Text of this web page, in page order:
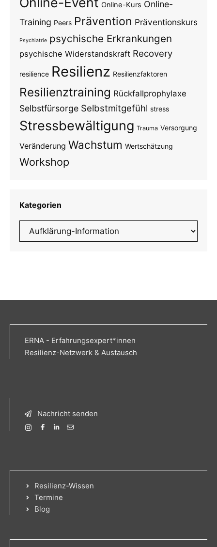
Online-Kurs Online-
Training Peers Prävention Präventionskurs
Psychiatrie psychische Erkrankungen
psychische Widerstandskraft Recovery
resilience Resilienz Resilienzfaktoren
Resilienztraining Rückfallprophylaxe
Selbstfürsorge Selbstmitgefühl stress
Stressbewältigung Trauma Versorgung
Veränderung Wachstum Wertschätzung
Workshop
Kategorien
Kategorien
ERNA - Erfahrungsexpert*innen
Resilienz-Netzwerk & Austausch
Nachricht senden
Resilienz-Wissen
Termine
Blog